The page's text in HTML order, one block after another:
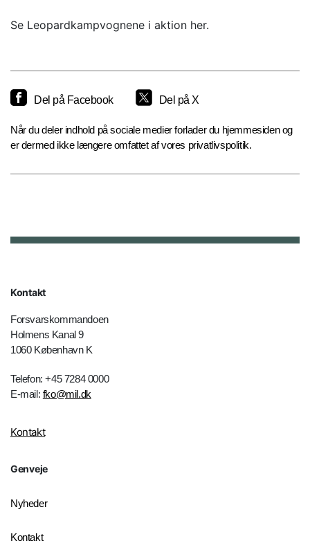
Se Leopardkampvognene i aktion her.
Del på Facebook Del på X
Når du deler indhold på sociale medier forlader du hjemmesiden og
er dermed ikke længere omfattet af vores privatlivspolitik.
Kontakt
Forsvarskommandoen
Holmens Kanal 9
1060 København K
Telefon: +45 7284 0000
E-mail: fko@mil.dk
Kontakt
Genveje
Nyheder
Kontakt